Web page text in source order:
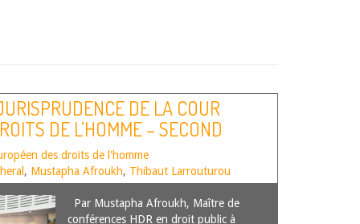
DE LA COUR
DE L’HOMME – SECOND
des droits de l'homme
, Mustapha Afroukh, Thibaut Larrouturou
Par Mustapha Afroukh, Maître de
conférences HDR en droit public à